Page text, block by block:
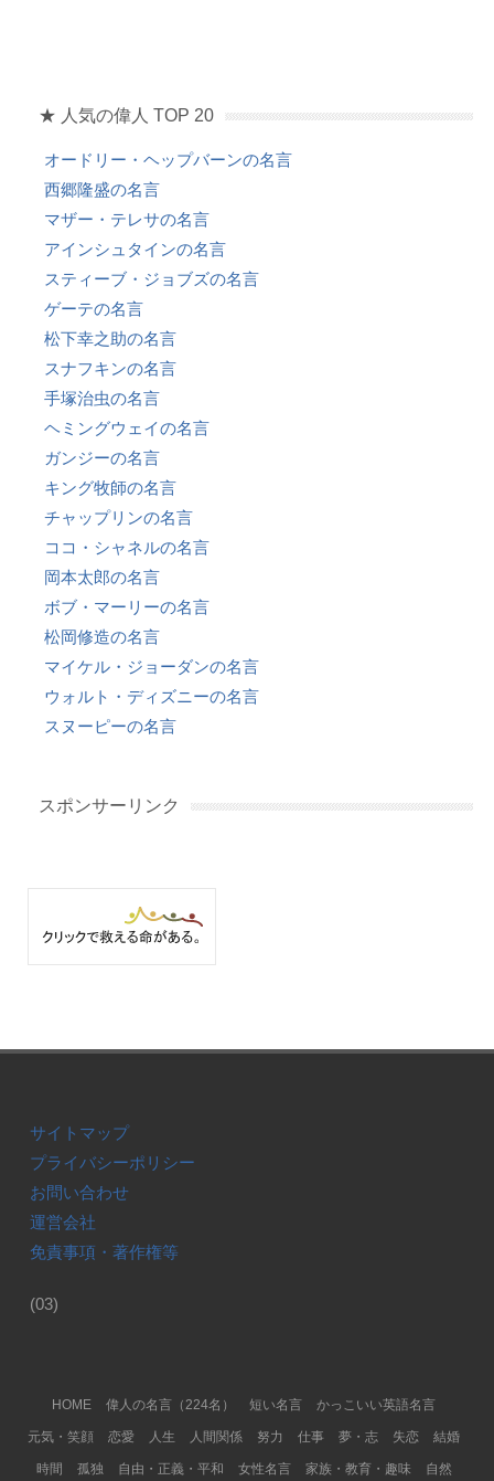
★ 人気の偉人 TOP 20
オードリー・ヘップバーンの名言
西郷隆盛の名言
マザー・テレサの名言
アインシュタインの名言
スティーブ・ジョブズの名言
ゲーテの名言
松下幸之助の名言
スナフキンの名言
手塚治虫の名言
ヘミングウェイの名言
ガンジーの名言
キング牧師の名言
チャップリンの名言
ココ・シャネルの名言
岡本太郎の名言
ボブ・マーリーの名言
松岡修造の名言
マイケル・ジョーダンの名言
ウォルト・ディズニーの名言
スヌーピーの名言
スポンサーリンク
サイトマップ
プライバシーポリシー
お問い合わせ
運営会社
免責事項・著作権等
(03)
Footer Menu
HOME 偉人の名言（224名） 短い名言 かっこいい英語名言
元気・笑顔 恋愛 人生 人間関係 努力 仕事 夢・志 失恋 結婚
時間 孤独 自由・正義・平和 女性名言 家族・教育・趣味 自然